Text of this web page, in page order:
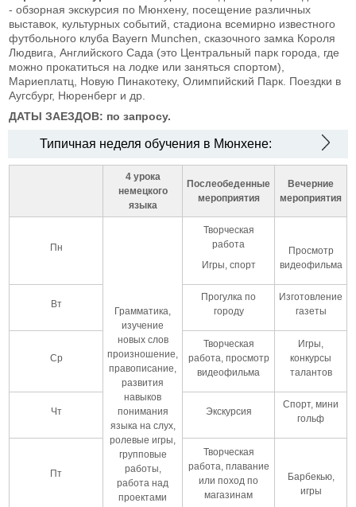
- обзорная экскурсия по Мюнхену, посещение различных
выставок, культурных событий, стадиона всемирно известного
футбольного клуба Bayern Munchen, сказочного замка Короля
Людвига, Английского Сада (это Центральный парк города, где
можно прокатиться на лодке или заняться спортом),
Мариеплатц, Новую Пинакотеку, Олимпийский Парк. Поездки в
Аугсбург, Нюренберг и др.
ДАТЫ ЗАЕЗДОВ: по запросу.
Типичная неделя обучения в Мюнхене:
4 урока
немецкого
языка
Послеобеденные
мероприятия
Вечерние
мероприятия
Пн
Грамматика,
изучение
новых слов
произношение,
правописание,
развития
навыков
понимания
языка на слух,
ролевые игры,
групповые
работы,
работа над
проектами
Творческая
работа
Игры, спорт
Просмотр
видеофильма
Вт
Прогулка по
городу
Изготовление
газеты
Ср
Творческая
работа, просмотр
видеофильма
Игры,
конкурсы
талантов
Чт Экскурсия
Спорт, мини
гольф
Пт
Творческая
работа, плавание
или поход по
магазинам
Барбекью,
игры